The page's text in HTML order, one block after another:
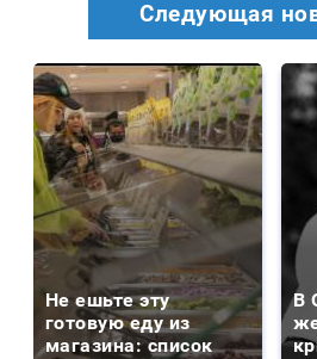
Следующая
Не ешьте эту
готовую еду из
магазина: список
В